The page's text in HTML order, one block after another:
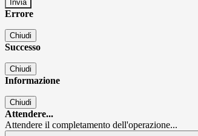
Errore
Chiudi
Successo
Chiudi
Informazione
Chiudi
Attendere...
Attendere il completamento dell'operazione...